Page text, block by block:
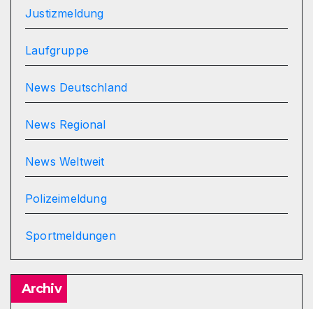
Justizmeldung
Laufgruppe
News Deutschland
News Regional
News Weltweit
Polizeimeldung
Sportmeldungen
Archiv